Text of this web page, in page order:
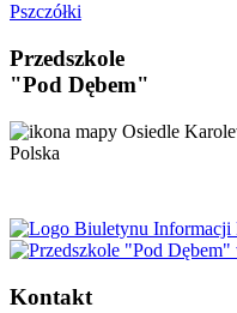
Pszczółki
Przedszkole
"Pod Dębem"
Osiedle
Polska
Kontakt